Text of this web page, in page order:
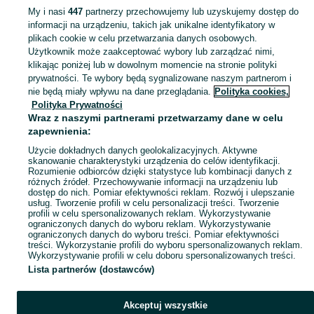
KATEGORIA
Sprzedaż lamp wiszących Brzesko ▶️ Szeroki wybór różnych marek w atrakcyjnych cenach ✅ Nowe i używane ☝ Sprawdź oferty i kupuj tanio na OLX.pl! Zobacz
Mapa kategorii
Mapa miejscowości
Mapa ministron
Popularne wyszukiwania
My i nasi 447partnerzy przechowujemy lub uzyskujemy dostęp do
informacji na urządzeniu, takich jak unikalne identyfikatory w
plikach cookie w celu przetwarzania danych osobowych.
Użytkownik może zaakceptować wybory lub zarządzać nimi,
klikając poniżej lub w dowolnym momencie na stronie polityki
prywatności. Te wybory będą sygnalizowane naszym partnerom i
nie będą miały wpływu na dane przeglądania. Polityka cookies,
Polityka Prywatności
Wraz z naszymi partnerami przetwarzamy dane w celu
zapewnienia:
Użycie dokładnych danych geolokalizacyjnych. Aktywne
skanowanie charakterystyki urządzenia do celów identyfikacji.
Rozumienie odbiorców dzięki statystyce lub kombinacji danych z
różnych źródeł. Przechowywanie informacji na urządzeniu lub
dostęp do nich. Pomiar efektywności reklam. Rozwój i ulepszanie
usług. Tworzenie profili w celu personalizacji treści. Tworzenie
profili w celu spersonalizowanych reklam. Wykorzystywanie
ograniczonych danych do wyboru reklam. Wykorzystywanie
ograniczonych danych do wyboru treści. Pomiar efektywności
treści. Wykorzystanie profili do wyboru spersonalizowanych reklam.
Wykorzystywanie profili w celu doboru spersonalizowanych treści.
Lista partnerów (dostawców)
Akceptuj wszystkie